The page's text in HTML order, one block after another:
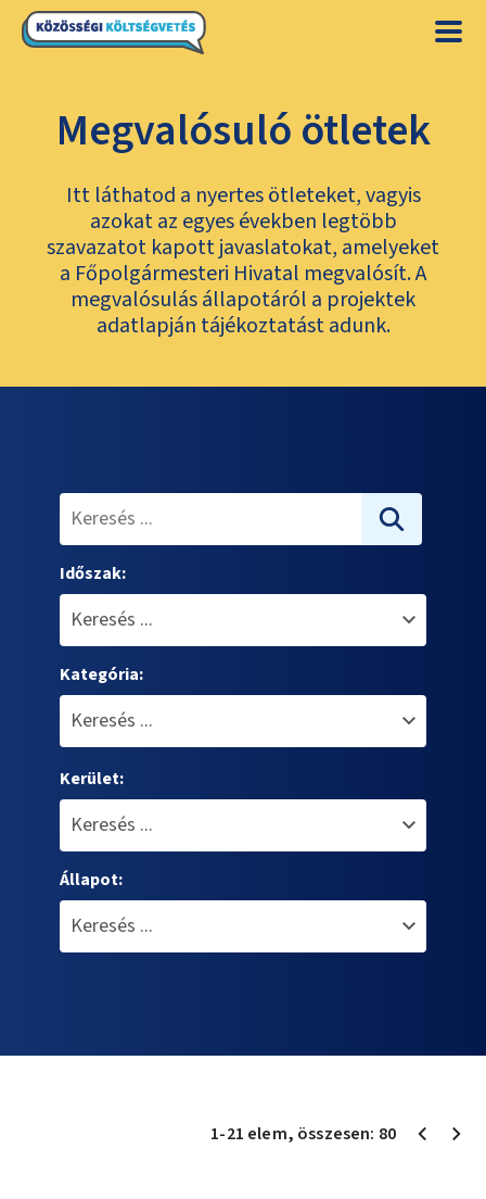
Megvalósuló ötletek
Itt láthatod a nyertes ötleteket, vagyis
azokat az egyes években legtöbb
szavazatot kapott javaslatokat, amelyeket
a Főpolgármesteri Hivatal megvalósít. A
megvalósulás állapotáról a projektek
adatlapján tájékoztatást adunk.
Időszak:
Kategória:
Kerület:
Állapot:
1-21 elem, összesen: 80